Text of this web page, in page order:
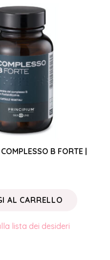
B FORTE |
AL CARRELLO
lista dei desideri